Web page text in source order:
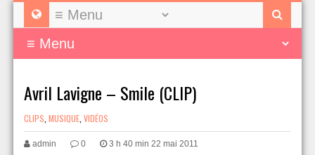
Avril Lavigne – Smile (CLIP)
CLIPS MUSIQUE VIDÉOS
admin 0 3 h 40 min 22 mai 2011